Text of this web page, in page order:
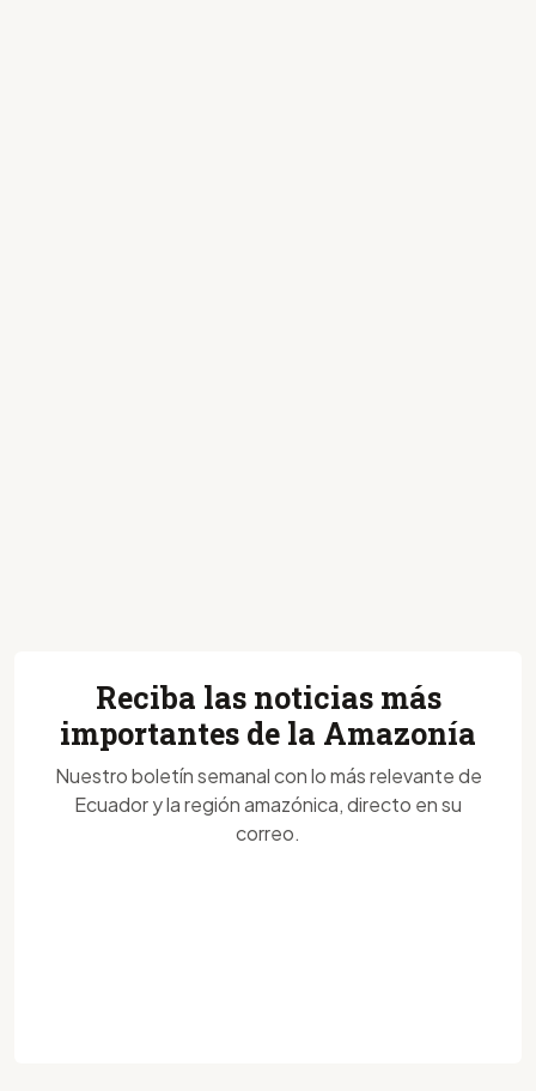
Reciba las noticias más
importantes de la Amazonía
Nuestro boletín semanal con lo más relevante de
Ecuador y la región amazónica, directo en su
correo.